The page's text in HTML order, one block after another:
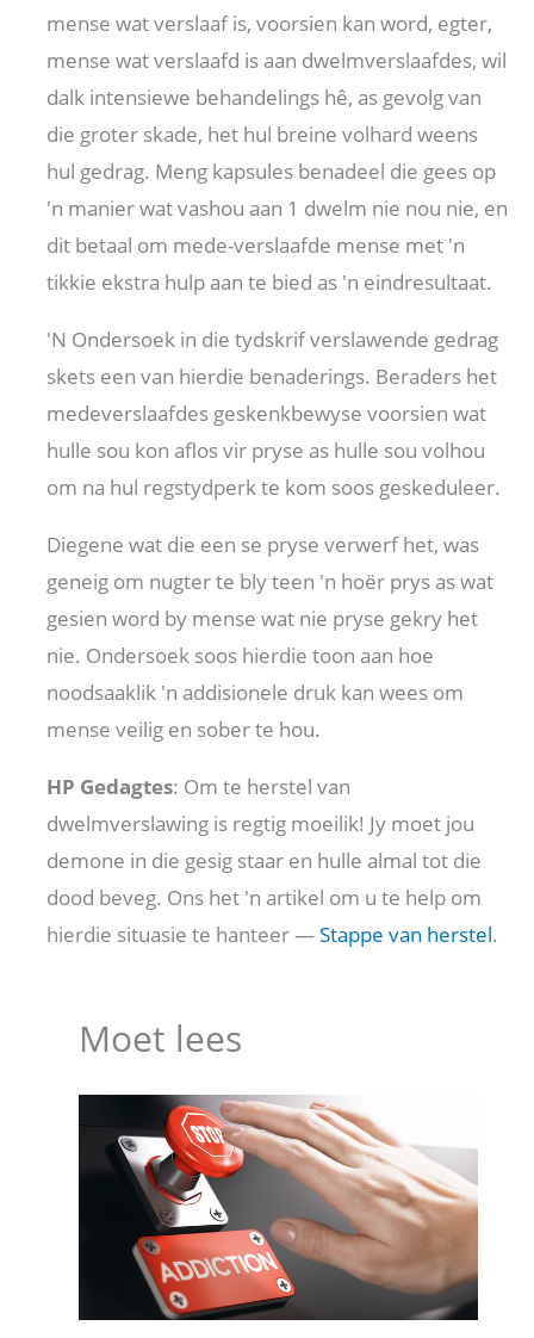
mense wat verslaaf is, voorsien kan word, egter,
mense wat verslaafd is aan dwelmverslaafdes, wil
dalk intensiewe behandelings hê, as gevolg van
die groter skade, het hul breine volhard weens
hul gedrag. Meng kapsules benadeel die gees op
'n manier wat vashou aan 1 dwelm nie nou nie, en
dit betaal om mede-verslaafde mense met 'n
tikkie ekstra hulp aan te bied as 'n eindresultaat.
'N Ondersoek in die tydskrif verslawende gedrag
skets een van hierdie benaderings. Beraders het
medeverslaafdes geskenkbewyse voorsien wat
hulle sou kon aflos vir pryse as hulle sou volhou
om na hul regstydperk te kom soos geskeduleer.
Diegene wat die een se pryse verwerf het, was
geneig om nugter te bly teen 'n hoër prys as wat
gesien word by mense wat nie pryse gekry het
nie. Ondersoek soos hierdie toon aan hoe
noodsaaklik 'n addisionele druk kan wees om
mense veilig en sober te hou.
HP Gedagtes: Om te herstel van
dwelmverslawing is regtig moeilik! Jy moet jou
demone in die gesig staar en hulle almal tot die
dood beveg. Ons het 'n artikel om u te help om
hierdie situasie te hanteer —Stappe van herstel.
Moet lees